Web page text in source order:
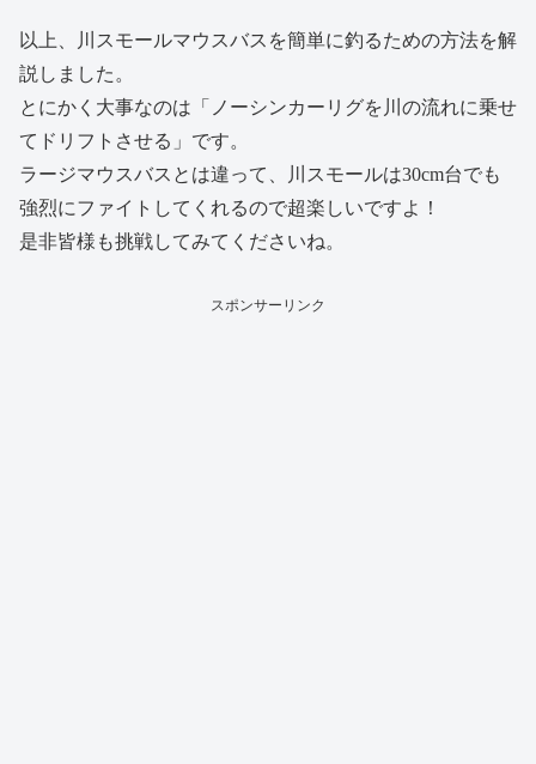
以上、川スモールマウスバスを簡単に釣るための方法を解
説しました。
とにかく大事なのは「ノーシンカーリグを川の流れに乗せ
てドリフトさせる」です。
ラージマウスバスとは違って、川スモールは30cm台でも
強烈にファイトしてくれるので超楽しいですよ！
是非皆様も挑戦してみてくださいね。
スポンサーリンク